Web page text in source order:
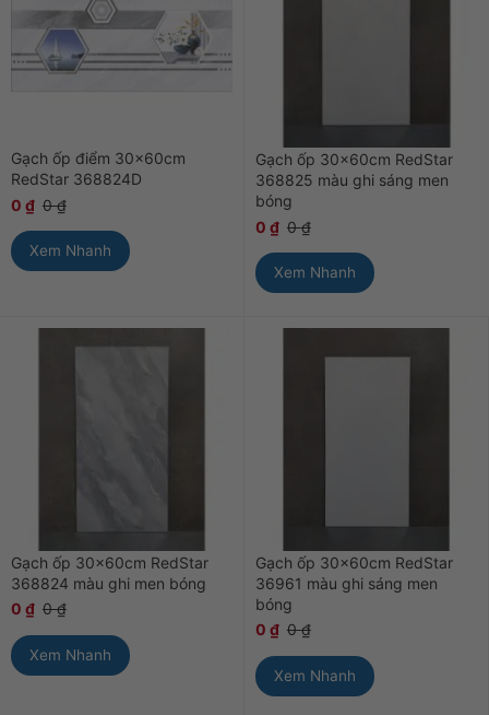
Gạch ốp điểm 30x60cm
RedStar 368824D
0 ₫ 0₫
Xem Nhanh
Gạch ốp 30x60cm RedStar
368825 màu ghi sáng men
bóng
0 ₫ 0₫
Xem Nhanh
Gạch ốp 30x60cm RedStar
368824 màu ghi men bóng
0 ₫ 0₫
Xem Nhanh
Gạch ốp 30x60cm RedStar
36961 màu ghi sáng men
bóng
0 ₫ 0₫
Xem Nhanh